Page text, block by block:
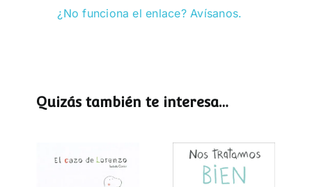
¿No funciona el enlace? Avísanos.
Quizás también te interesa…